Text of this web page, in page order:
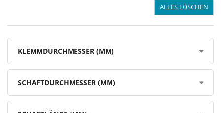
ALLES LÖSCHEN
KLEMMDURCHMESSER (MM)
SCHAFTDURCHMESSER (MM)